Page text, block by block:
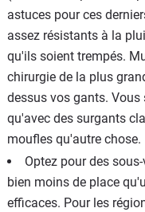
astuces pour ces
assez résistants à la
qu'ils soient trempés.
chirurgie de la plus
dessus vos gants.
qu'avec des surgants
moufles qu'autre chose.
Optez pour des
bien moins de place
efficaces. Pour les